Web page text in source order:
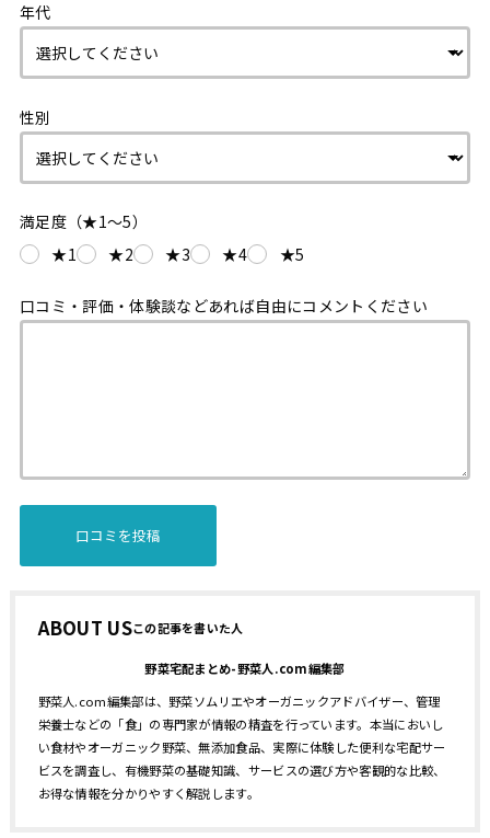
年代
性別
満足度（★1〜5）
★1
★2 ★3 ★4 ★5
口コミ・評価・体験談などあれば自由にコメントください
ABOUT US
野菜宅配まとめ-野菜人.com編集部
野菜人.com編集部は、野菜ソムリエやオーガニックアドバイザー、管理
栄養士などの「食」の専門家が情報の精査を行っています。本当においし
い食材やオーガニック野菜、無添加食品、実際に体験した便利な宅配サー
ビスを調査し、有機野菜の基礎知識、サービスの選び方や客観的な比較、
お得な情報を分かりやすく解説します。